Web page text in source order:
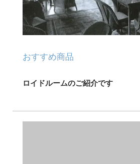
おすすめ商品
ロイドルームのご紹介です